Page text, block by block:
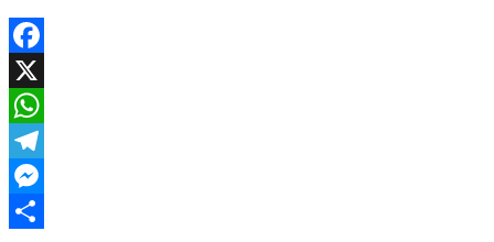
Facebook
X
WhatsApp
Telegram
Messenger